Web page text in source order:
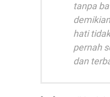
tanpa
hati
pernah
dan